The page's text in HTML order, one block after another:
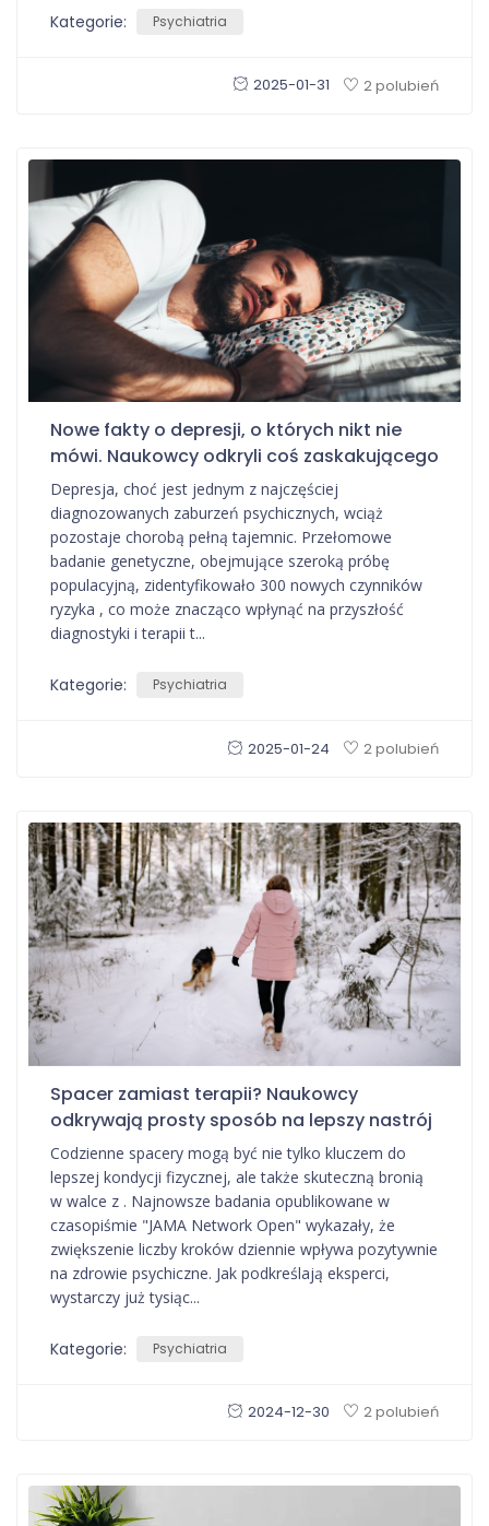
Kategorie: Psychiatria
2025-01-31 2 polubień
Nowe fakty o depresji, o których nikt nie
mówi. Naukowcy odkryli coś zaskakującego
Depresja, choć jest jednym z najczęściej
diagnozowanych zaburzeń psychicznych, wciąż
pozostaje chorobą pełną tajemnic. Przełomowe
badanie genetyczne, obejmujące szeroką próbę
populacyjną, zidentyfikowało 300 nowych czynników
ryzyka , co może znacząco wpłynąć na przyszłość
diagnostyki i terapii t...
Kategorie: Psychiatria
2025-01-24 2 polubień
Spacer zamiast terapii? Naukowcy
odkrywają prosty sposób na lepszy nastrój
Codzienne spacery mogą być nie tylko kluczem do
lepszej kondycji fizycznej, ale także skuteczną bronią
w walce z . Najnowsze badania opublikowane w
czasopiśmie "JAMA Network Open" wykazały, że
zwiększenie liczby kroków dziennie wpływa pozytywnie
na zdrowie psychiczne. Jak podkreślają eksperci,
wystarczy już tysiąc...
Kategorie: Psychiatria
2024-12-30 2 polubień